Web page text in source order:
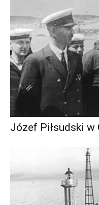
Józef Piłsudski w